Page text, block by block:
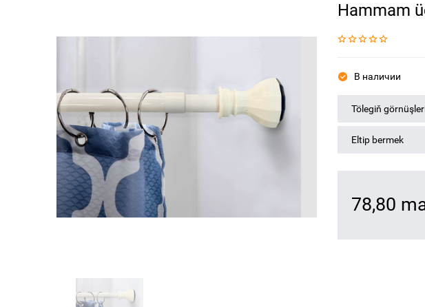
Hammam
В наличии
Tölegiň
Eltip bermek
78,80